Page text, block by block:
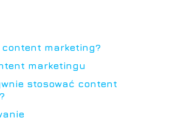
marketing?
marketingu
stosować content